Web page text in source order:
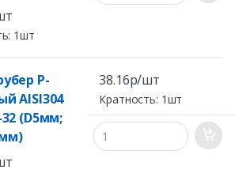
1шт
Р-
AISI304
32 (D5мм;
38.16р/шт
Кратность: 1шт